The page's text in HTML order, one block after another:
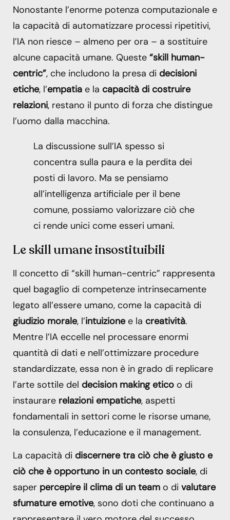
Nonostante l’enorme potenza computazionale e
la capacità di automatizzare processi ripetitivi,
l’IA non riesce – almeno per ora – a sostituire
alcune capacità umane. Queste “skill human-
centric”, che includono la presa di decisioni
etiche, l’empatia e la capacità di costruire
relazioni, restano il punto di forza che distingue
l’uomo dalla macchina.
La discussione sull’IA spesso si
concentra sulla paura e la perdita dei
posti di lavoro. Ma se pensiamo
all’intelligenza artificiale per il bene
comune, possiamo valorizzare ciò che
ci rende unici come esseri umani.
Le skill umane insostituibili
Il concetto di “skill human-centric” rappresenta
quel bagaglio di competenze intrinsecamente
legato all’essere umano, come la capacità di
giudizio morale, l’intuizionee la creatività.
Mentre l’IA eccelle nel processare enormi
quantità di dati e nell’ottimizzare procedure
standardizzate, essa non è in grado di replicare
l’arte sottile del decision making etico o di
instaurare relazioni empatiche, aspetti
fondamentali in settori come le risorse umane,
la consulenza, l’educazione e il management.
La capacità di discernere tra ciò che è giusto e
ciò che è opportuno in un contesto sociale, di
saper percepire il clima di un team o di valutare
sfumature emotive, sono doti che continuano a